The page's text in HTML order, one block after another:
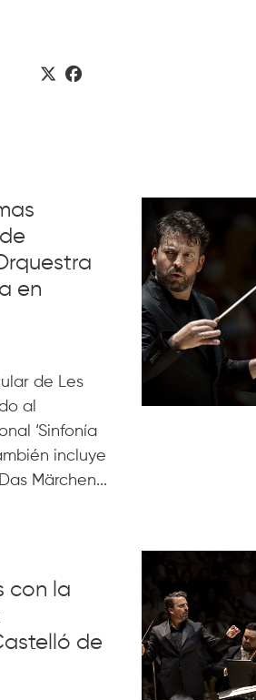
en
de Les
al
‘Sinfonía
incluye
Märchen...
con la
de